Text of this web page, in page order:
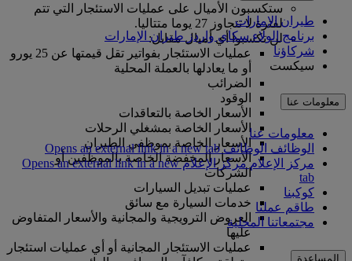
ستكسبون الأميال على عمليات الاستئجار التي تتم
لفترة لا تتجاوز 27 يوما متتاليا.
لن تكسبوا أي أميال مقابل:
عمليات الاستئجار بفواتير تقل قيمتها عن 25 يورو
أو ما يعادلها بالعملة المحلية
الضرائب
الوقود
الأسعار الخاصة بالتعاقدات
الأسعار الخاصة بمشغلي الرحلات
الأسعار الخاصة بموظفي الطيران
الأسعار المخفضة الخاصة بالموظفين أو
الشركات
عمليات تبديل السيارات
خدمات السيارة مع سائق
العروض الترويجية والمجانية والأسعار المتفاوض
عليها
عمليات الاستئجار المجانية أو أي عمليات استئجار
طيران الإمارات
برنامج الولاء سكاي واردز طيران الإمارات
شركاؤنا
سيكست
معلومات عنا
معلومات عنا
الوظائف الوظائف Opens an external link in a new tab
مركز الإعلام
مركز الإعلام Opens an external link in a new
tab
كوكبنا
طاقم عملنا
مجتمعاتنا المحلية
المساعدة